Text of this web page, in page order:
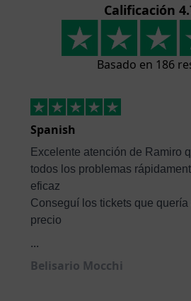
Calificación
Basado en 186
Spanish
Excelente atención de Ramiro
todos los problemas
eficaz
Conseguí los tickets que quería
precio
...
Belisario Mocchi